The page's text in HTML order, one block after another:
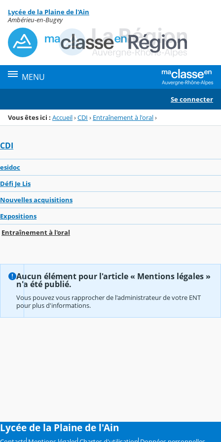
Menu de la rubrique
Contenu
Lycée de la Plaine de l'Ain
Ambérieu-en-Bugey
MENU
Se connecter
Vous êtes ici : Accueil›CDI › Entraînement à l'oral›
CDI
esidoc
Défi Je Lis
Nouvelles acquisitions
Expositions
Entraînement à l'oral
Aucun élément pour l'article « Mentions légales »
n'a été publié.
Vous pouvez vous rapprocher de l'administrateur de votre ENT
pour plus d'informations.
Lycée de la Plaine de l'Ain